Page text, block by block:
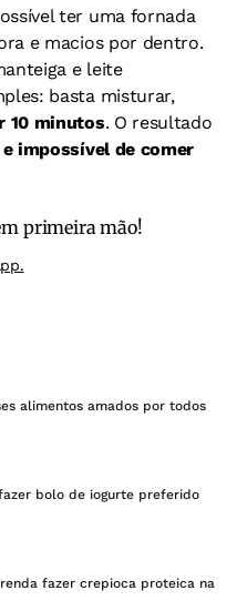
ter uma fornada
e macios por dentro.
e leite
basta misturar,
10 minutos. O resultado
impossível de comer
primeira mão!
alimentos amados por todos
bolo de iogurte preferido
fazer crepioca proteica na